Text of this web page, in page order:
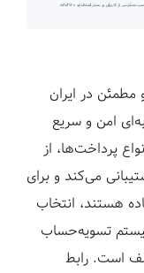
در ایران
امن و سریع
پرداخت‌ها، از
می‌کند و برای
هستند، انتخاب
تسویه‌حساب
است. رابط